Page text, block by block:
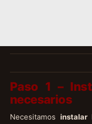
Paso 1 –
necesarios
Necesitamos instalar